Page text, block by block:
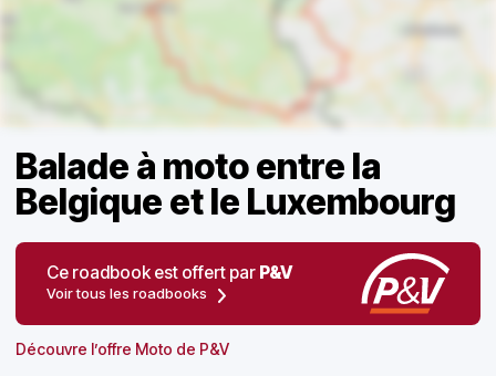
Balade à moto entre la
Belgique et le Luxembourg
Ce roadbook est offert par P&V
Voir tous les roadbooks
Découvre l’offre Moto de P&V